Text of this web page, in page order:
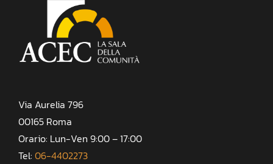
Via Aurelia 796
00165 Roma
Orario: Lun-Ven 9:00 – 17:00
Tel: 06-4402273